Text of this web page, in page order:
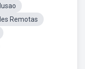
Remotas